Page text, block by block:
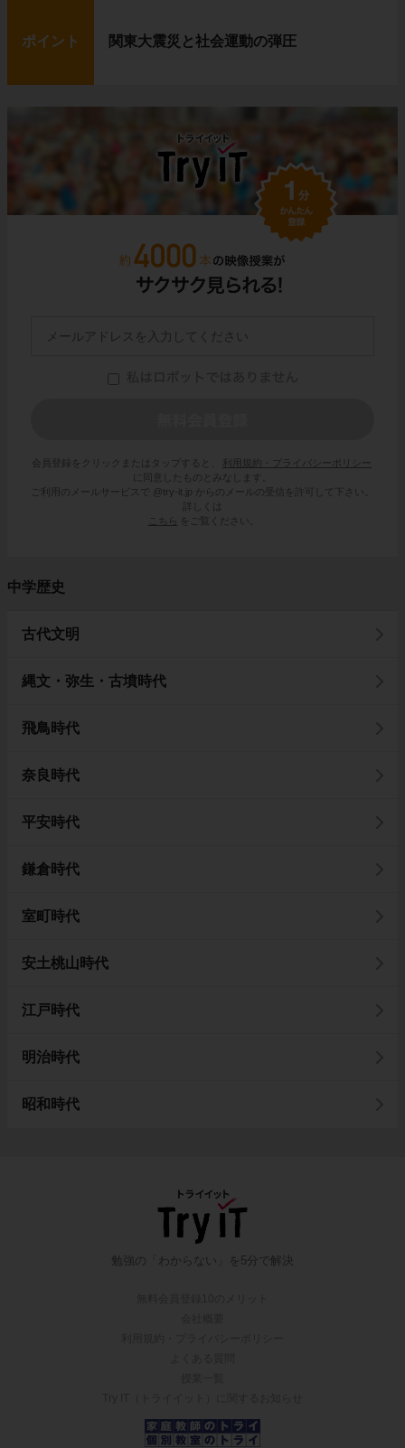
ポイント 関東大震災と社会運動の弾圧
会員登録をクリックまたはタップすると、
利用規約・プライバシーポリシー
に同意したものとみなします。
ご利用のメールサービスで @try-it.jp からのメールの受信を許可して下さい。
詳しくは
こちら
をご覧ください。
中学歴史
古代文明
縄文・弥生・古墳時代
飛鳥時代
奈良時代
平安時代
鎌倉時代
室町時代
安土桃山時代
江戸時代
明治時代
昭和時代
勉強の「わからない」を5分で解決